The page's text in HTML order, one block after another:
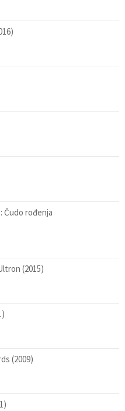
Čudo rođenja
(2015)
(2009)